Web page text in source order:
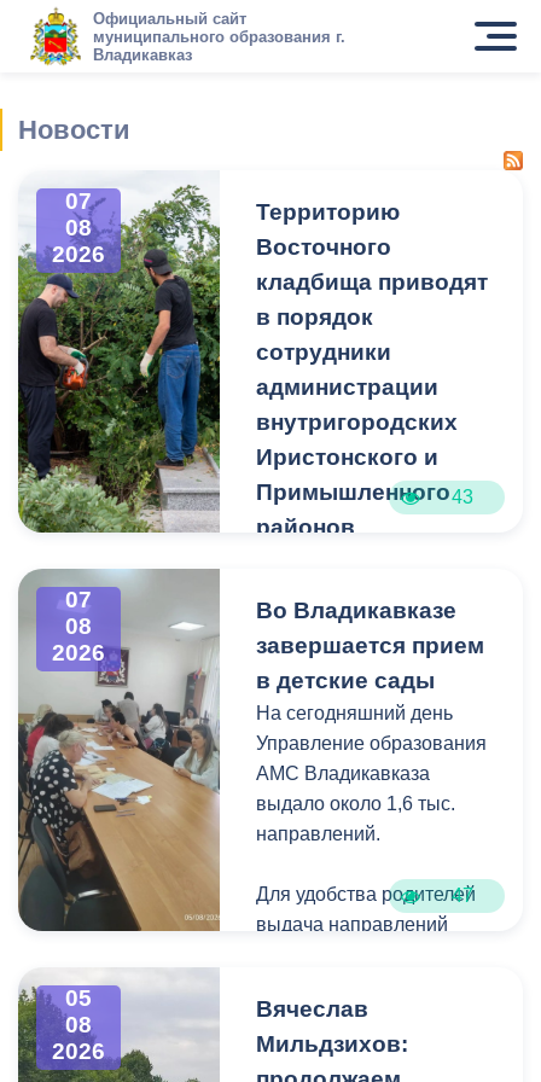
Официальный сайт
муниципального образования г.
Владикавказ
Новости
07
08
2026
Территорию
Восточного
кладбища приводят
в порядок
сотрудники
администрации
внутригородских
Иристонского и
Примышленного
районов
загущения территории
дикорастущими
деревьями,
муниципальные служащие
с утра косят, пилят
поросль между
захоронениями и
собирают скошенную
43
07
08
2026
Во Владикавказе
завершается прием
в детские сады
На сегодняшний день
Управление образования
АМС Владикавказа
выдало около 1,6 тыс.
направлений.
Для удобства родителей
выдача направлений
очередей и долгого
ожидания.
47
05
08
2026
Вячеслав
Мильдзихов: